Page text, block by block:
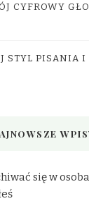
CYFROWY
STYL PISANIA
się w